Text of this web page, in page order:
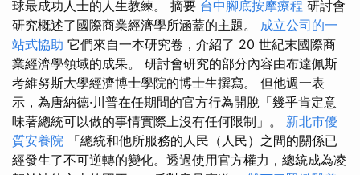
球最成功人士的人生教練。 摘要 台中腳底按摩療程 研討會
研究概述了國際商業經濟學所涵蓋的主題。 成立公司的一
站式協助 它們來自一本研究卷，介紹了 20 世紀末國際商
業經濟學領域的成果。 研討會研究的部分內容由布達佩斯
考維努斯大學經濟博士學院的博士生撰寫。 但他週一表
示，為唐納德·川普在任期間的官方行為開脫「幾乎肯定意
味著總統可以做的事情實際上沒有任何限制」。 新北市優
質安養院 「總統和他所服務的人民（人民）之間的關係已
經發生了不可逆轉的變化。透過使用官方權力，總統成為凌